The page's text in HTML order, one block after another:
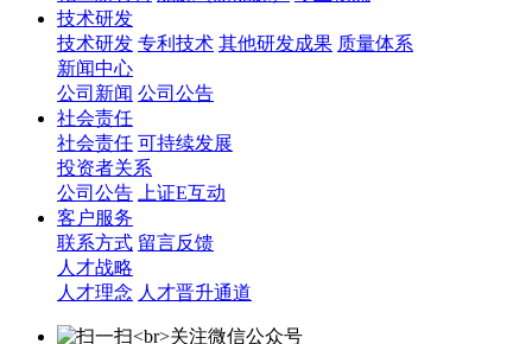
技术研发
技术研发 专利技术 其他研发成果 质量体系
新闻中心
公司新闻 公司公告
社会责任
社会责任 可持续发展
投资者关系
公司公告
上证E互动
客户服务
联系方式 留言反馈
人才战略
人才理念 人才晋升通道